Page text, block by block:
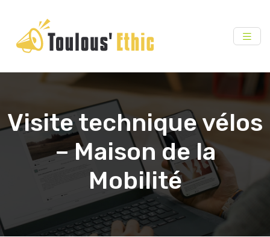
Visite technique vélos
– Maison de la
Mobilité